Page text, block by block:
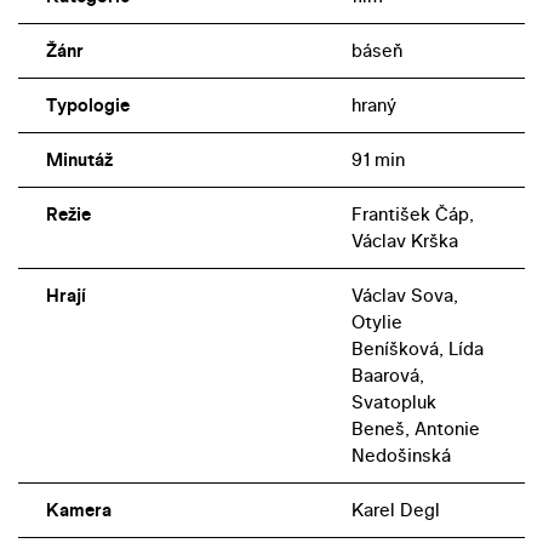
Žánr báseň
Typologie hraný
Minutáž 91 min
Režie
František Čáp,
Václav Krška
Hrají
Václav Sova,
Otylie
Beníšková, Lída
Baarová,
Svatopluk
Beneš, Antonie
Nedošinská
Kamera Karel Degl